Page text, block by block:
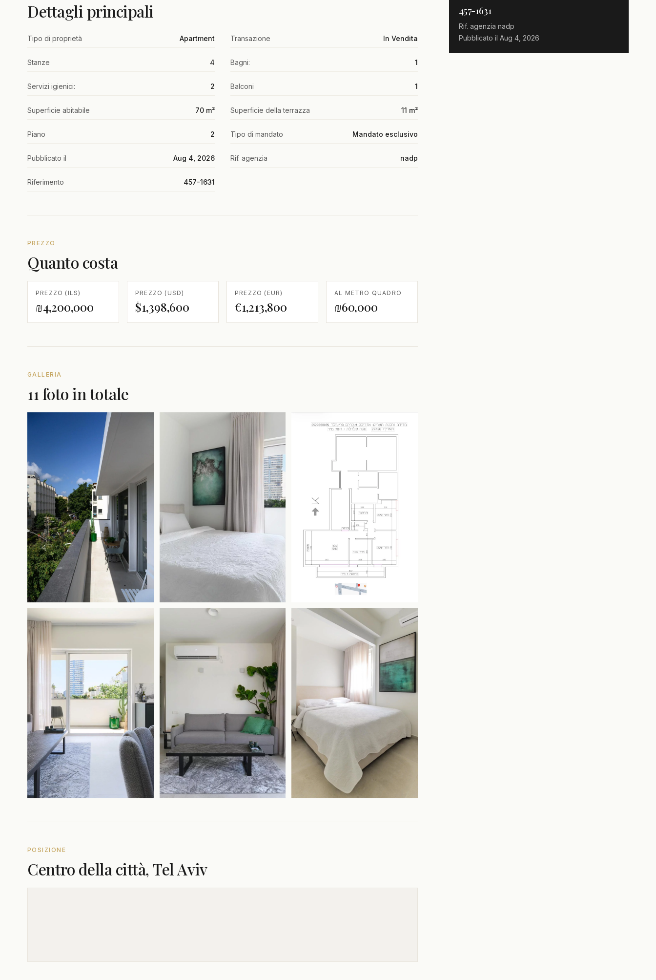
Dettagli principali
Tipo di proprietà Apartment Transazione In Vendita
Stanze 4 Bagni: 1
Servizi igienici: 2 Balconi 1
Superficie abitabile 70 m² Superficie della terrazza 11 m²
Piano 2 Tipo di mandato Mandato esclusivo
Pubblicato il Aug 4, 2026 Rif. agenzia nadp
Riferimento 457-1631
PREZZO
Quanto costa
PREZZO (ILS)
₪4,200,000
PREZZO (USD)
$1,398,600
PREZZO (EUR)
€1,213,800
AL METRO QUADRO
₪60,000
GALLERIA
11 foto in totale
POSIZIONE
Centro della città, Tel Aviv
457-1631
Rif. agenzia nadp
Pubblicato il Aug 4, 2026